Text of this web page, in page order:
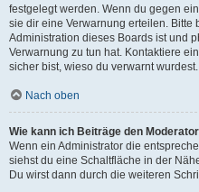
festgelegt werden. Wenn du gegen
sie dir eine Verwarnung erteilen.
Administration dieses Boards ist und
Verwarnung zu tun hat. Kontaktiere
sicher bist, wieso du verwarnt wurdest.
Nach oben
Wie kann ich Beiträge den
Wenn ein Administrator die
siehst du eine Schaltfläche in der
Du wirst dann durch die weiteren